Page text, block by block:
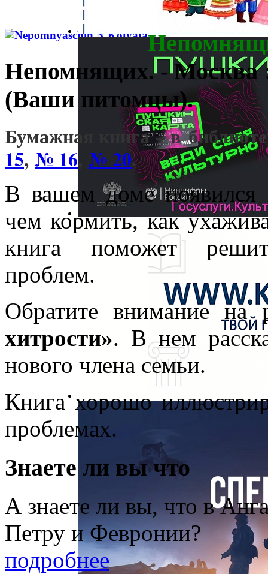
Непомнящих. - Москва :
(Ваши питомцы).
Бумажная книга – в
15, № 16 № 20.
В вашем доме появился
чем кормить, как
книга поможет
проблем.
Обратите внимание на
хитрости». В нем
нового члена семьи.
Книга хорошо
проблемах.
Знаете ли вы что
А знаете ли вы, что в
Петру и Февронии?
подробнее